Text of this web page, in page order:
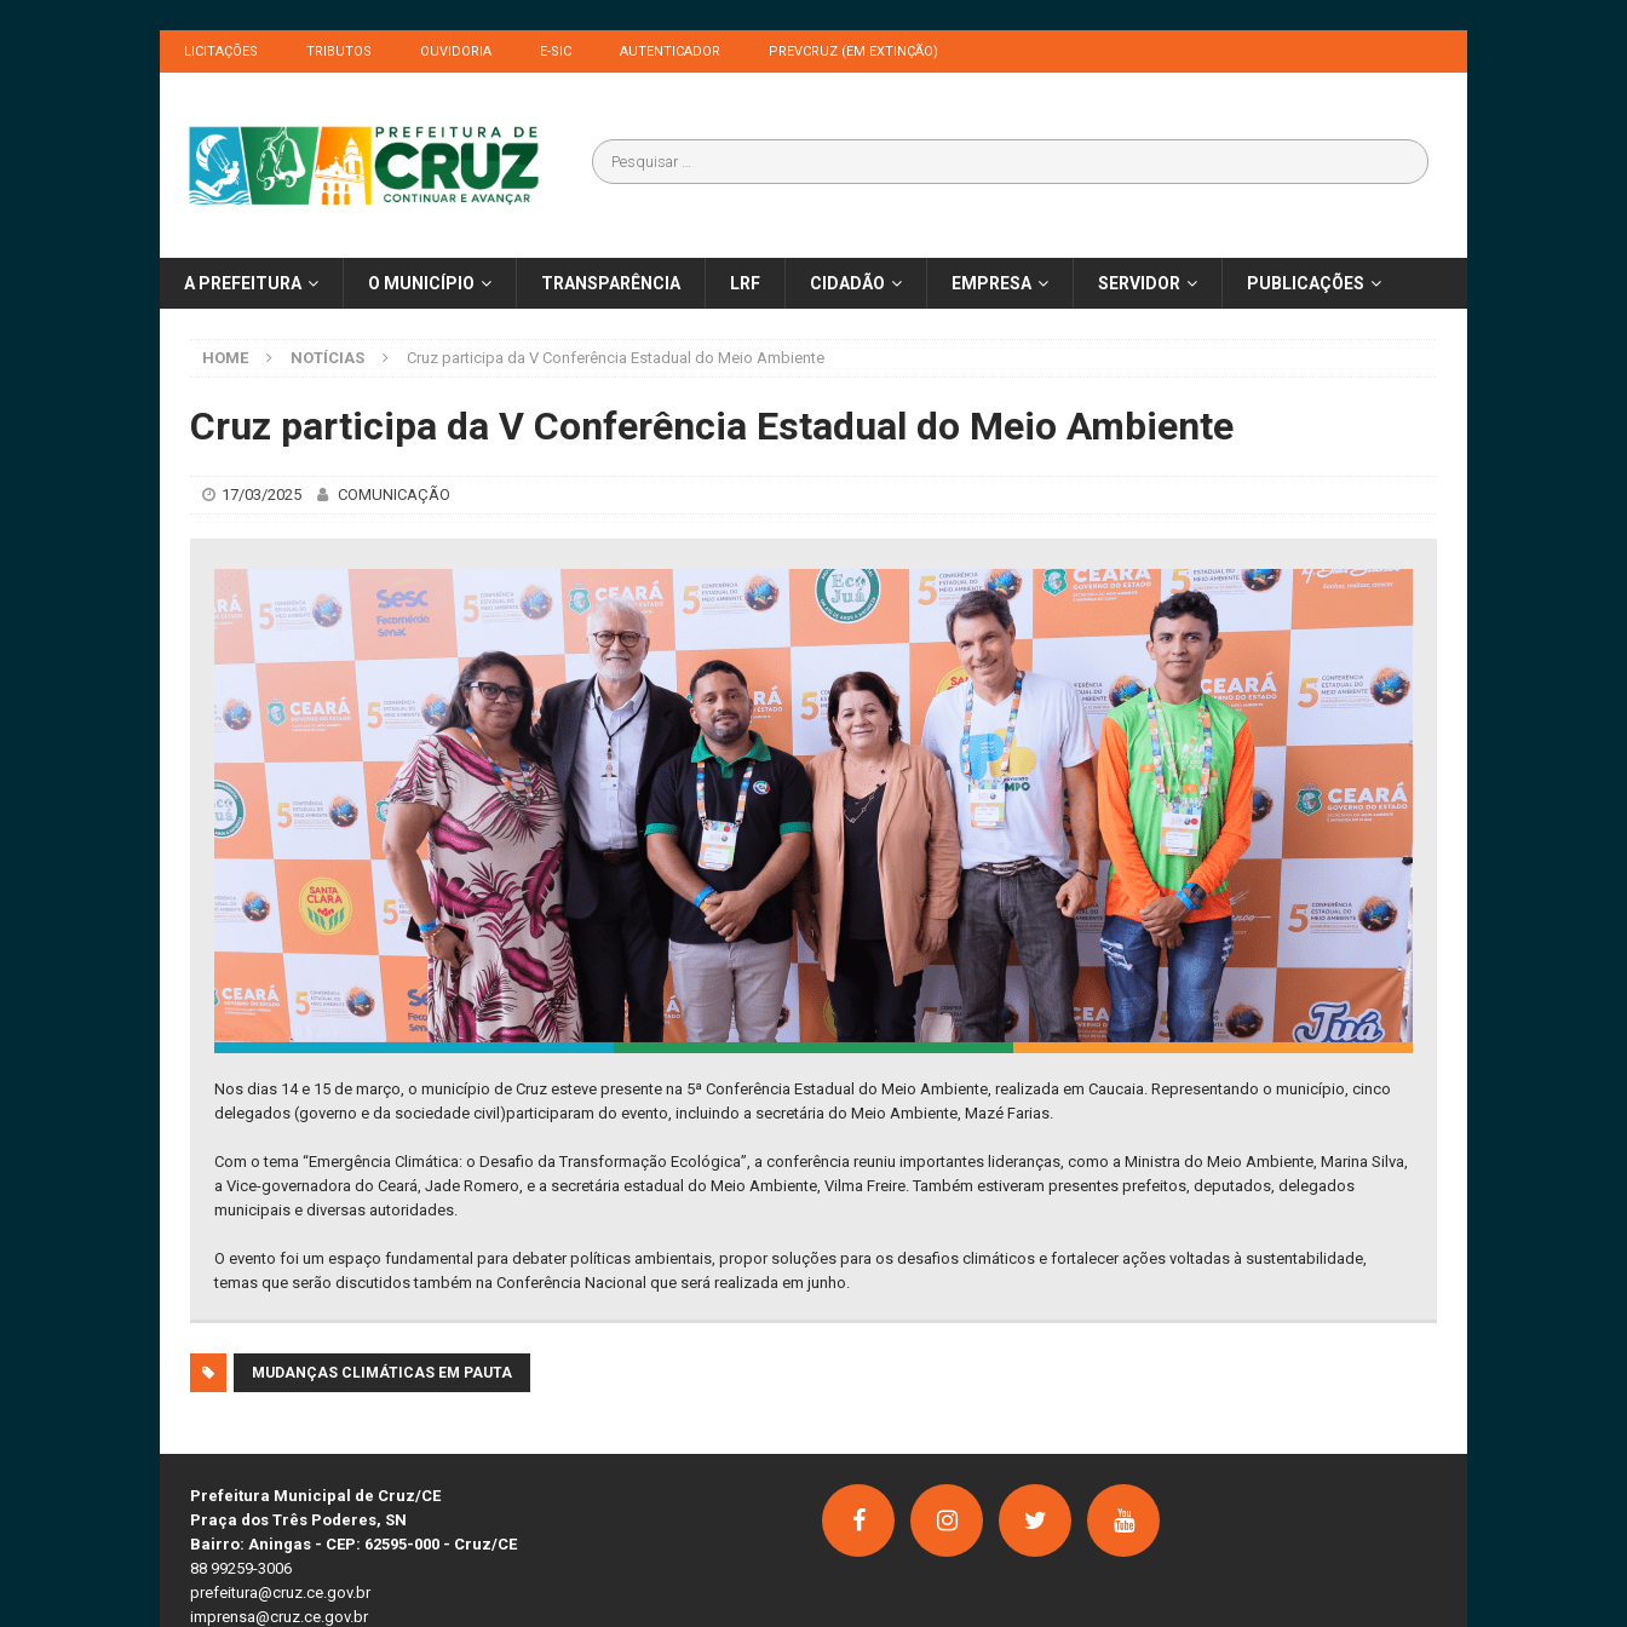
LICITAÇÕES TRIBUTOS OUVIDORIA E-SIC AUTENTICADOR PREVCRUZ (EM EXTINÇÃO)
A PREFEITURA O MUNICÍPIO TRANSPARÊNCIA LRF CIDADÃO EMPRESA SERVIDOR PUBLICAÇÕES
HOME NOTÍCIAS Cruz participa da V Conferência Estadual do Meio Ambiente
Cruz participa da V Conferência Estadual do Meio Ambiente
17/03/2025 COMUNICAÇÃO
Nos dias 14 e 15 de março, o município de Cruz esteve presente na 5ª Conferência Estadual do Meio Ambiente, realizada em Caucaia. Representando o município, cinco
delegados (governo e da sociedade civil)participaram do evento, incluindo a secretária do Meio Ambiente, Mazé Farias.
Com o tema “Emergência Climática: o Desafio da Transformação Ecológica”, a conferência reuniu importantes lideranças, como a Ministra do Meio Ambiente, Marina Silva,
a Vice-governadora do Ceará, Jade Romero, e a secretária estadual do Meio Ambiente, Vilma Freire. Também estiveram presentes prefeitos, deputados, delegados
municipais e diversas autoridades.
O evento foi um espaço fundamental para debater políticas ambientais, propor soluções para os desafios climáticos e fortalecer ações voltadas à sustentabilidade,
temas que serão discutidos também na Conferência Nacional que será realizada em junho.
MUDANÇAS CLIMÁTICAS EM PAUTA
Prefeitura Municipal de Cruz/CE
Praça dos Três Poderes, SN
Bairro: Aningas - CEP: 62595-000 - Cruz/CE
88 99259-3006
prefeitura@cruz.ce.gov.br
imprensa@cruz.ce.gov.br